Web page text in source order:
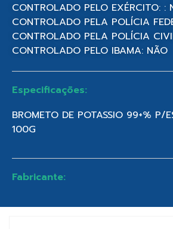
CONTROLADO PELO EXÉRCITO: :
CONTROLADO PELA POLÍCIA
CONTROLADO PELA POLÍCIA
CONTROLADO PELO IBAMA: NÃO
Especificações:
BROMETO DE POTASSIO 99+% P/
100G
Fabricante: